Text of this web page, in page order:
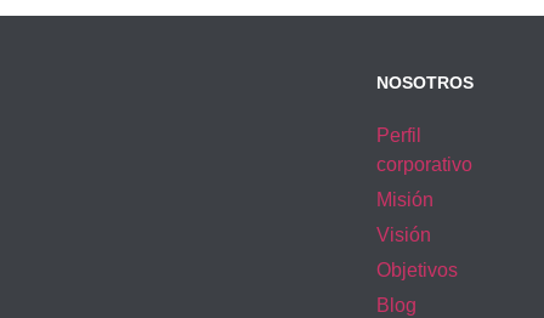
NOSOTROS
Perfil
corporativo
Misión
Visión
Objetivos
Blog